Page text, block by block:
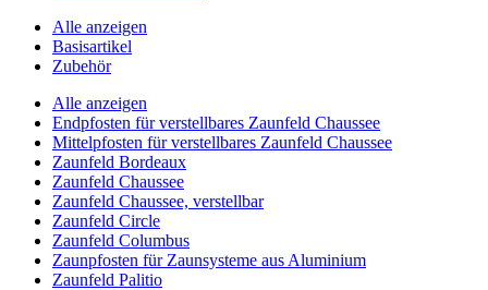
Alle anzeigen
Basisartikel
Zubehör
Alle anzeigen
Endpfosten für verstellbares Zaunfeld Chaussee
Mittelpfosten für verstellbares Zaunfeld Chaussee
Zaunfeld Bordeaux
Zaunfeld Chaussee
Zaunfeld Chaussee, verstellbar
Zaunfeld Circle
Zaunfeld Columbus
Zaunpfosten für Zaunsysteme aus Aluminium
Zaunfeld Palitio